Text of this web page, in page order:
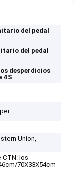
del pedal
del pedal
desperdicios
4S
Union,
CTN: los
70X33X54cm